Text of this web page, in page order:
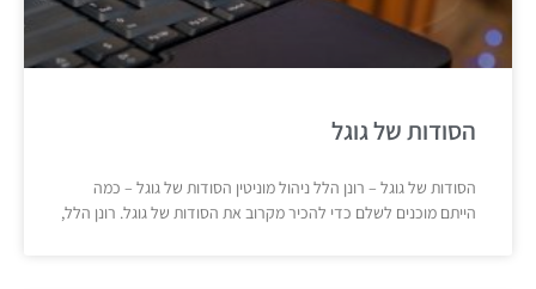
הסודות של גוגל
הסודות של גוגל – רונן הלל ניהול מוניטין הסודות של גוגל – כמה
הייתם מוכנים לשלם כדי להכיר מקרוב את הסודות של גוגל. רונן הלל,